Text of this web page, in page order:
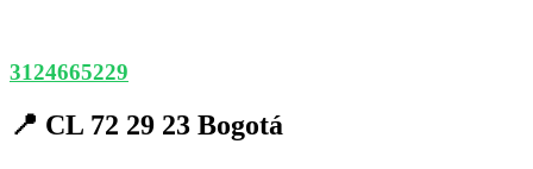
3124665229
📍 CL 72 29 23 Bogotá